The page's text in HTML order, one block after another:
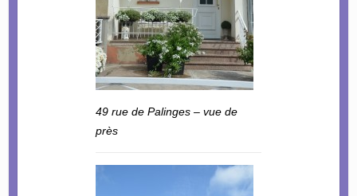
49 rue de Palinges – vue de
près